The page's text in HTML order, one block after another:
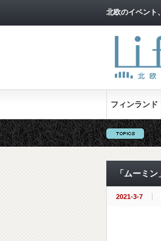
北欧のイベント
フィンランド
「ムーミ
2021-3-7